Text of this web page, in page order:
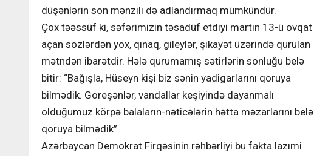
düşənlərin son mənzili də adlandırmaq mümkündür.
Çox təəssüf ki, səfərimizin təsadüf etdiyi martın 13-ü ovqat
açan sözlərdən yox, qınaq, gileylər, şikayət üzərində qurulan
mətndən ibarətdir. Hələ qurumamış sətirlərin sonluğu belə
bitir: “Bağışla, Hüseyn kişi biz sənin yadigarlarını qoruya
bilmədik. Goreşənlər, vandallar keşiyində dayanmalı
olduğumuz körpə balaların-nəticələrin hətta məzarlarını belə
qoruya bilmədik”.
Azərbaycan Demokrat Firqəsinin rəhbərliyi bu fakta lazımi